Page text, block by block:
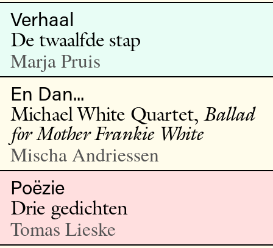
Verhaal
De twaalfde stap
Marja Pruis
En Dan...
Michael White Quartet, Ballad
for Mother Frankie White
Mischa Andriessen
Poëzie
Drie gedichten
Tomas Lieske